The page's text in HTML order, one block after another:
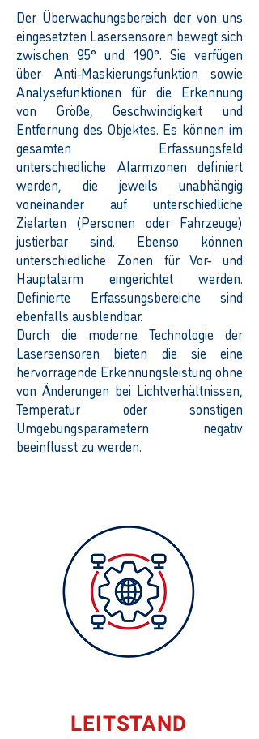
Der Überwachungsbereich der von uns
eingesetzten Lasersensoren bewegt sich
zwischen 95° und 190°. Sie verfügen
über Anti-Maskierungsfunktion sowie
Analysefunktionen für die Erkennung
von Größe, Geschwindigkeit und
Entfernung des Objektes. Es können im
gesamten Erfassungsfeld
unterschiedliche Alarmzonen definiert
werden, die jeweils unabhängig
voneinander auf unterschiedliche
Zielarten (Personen oder Fahrzeuge)
justierbar sind. Ebenso können
unterschiedliche Zonen für Vor- und
Hauptalarm eingerichtet werden.
Definierte Erfassungsbereiche sind
ebenfalls ausblendbar.
Durch die moderne Technologie der
Lasersensoren bieten die sie eine
hervorragende Erkennungsleistung ohne
von Änderungen bei Lichtverhältnissen,
Temperatur oder sonstigen
Umgebungsparametern negativ
beeinflusst zu werden.
LEITSTAND